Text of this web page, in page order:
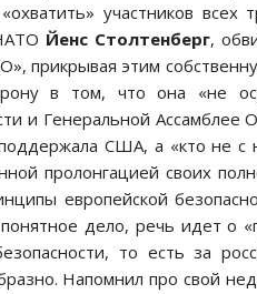
участников всех
Йенс Столтенберг,
прикрывая этим
в том, что она «не
и Генеральной
США, а «кто не
пролонгацией своих
европейской
дело, речь идет о
то есть за
Напомнил про свой